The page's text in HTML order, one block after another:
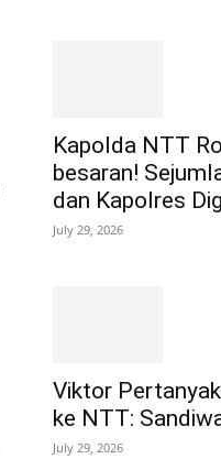
Kapolda NTT
besaran!
dan Kapolres
July 29, 2026
Viktor
ke NTT:
July 29, 2026